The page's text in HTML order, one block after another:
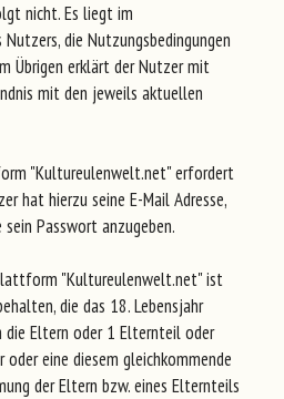
nicht. Es liegt im
die Nutzungsbedingungen
Übrigen erklärt der Nutzer mit
mit den jeweils aktuellen
"Kultureulenwelt.net" erfordert
hat hierzu seine E-Mail Adresse,
Passwort anzugeben.
"Kultureulenwelt.net" ist
die das 18. Lebensjahr
die Eltern oder 1 Elternteil oder
eine diesem gleichkommende
der Eltern bzw. eines Elternteils